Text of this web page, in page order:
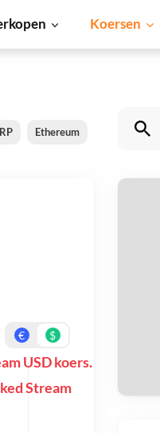
Koersen
Ethereum Cardano
€ $
USD koers.
Stream